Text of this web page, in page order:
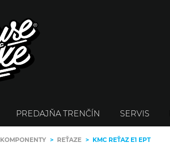
PREDAJŇA TRENČÍN SERVIS
KOMPONENTY > REŤAZE > KMC REŤAZ E1 EPT